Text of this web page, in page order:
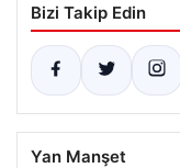
Bizi Takip Edin
Yan Manşet